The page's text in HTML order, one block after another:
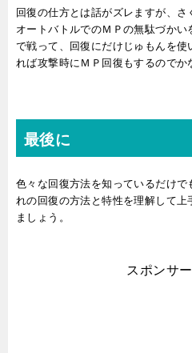
回復の仕方とは話がズレますが、さ
オートバトルでのＭＰの無駄づか
で戦って、回復にだけじゅもんを
れば攻撃時にＭＰ回復もするのでか
最後に
色々な回復方法を知っているだけ
れの回復の方法と特性を理解して上
ましょう。
スポンサ